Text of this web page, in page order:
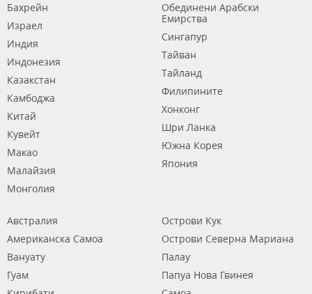
Бахрейн
Израел
Индия
Индонезия
Казакстан
Камбоджа
Китай
Кувейт
Макао
Малайзия
Монголия
Обединени Арабски
Емирства
Сингапур
Тайван
Тайланд
Филипините
Хонконг
Шри Ланка
Южна Корея
Япония
Австралия
Американска Самоа
Вануату
Гуам
Острови Кук
Острови Северна Мариана
Палау
Папуа Нова Гвинея